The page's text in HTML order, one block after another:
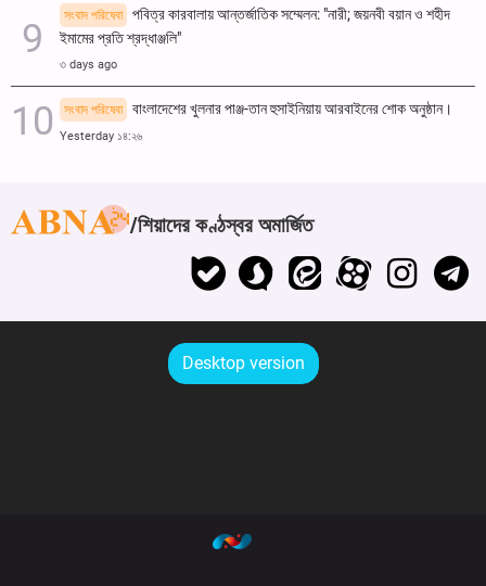
সংবাদ পরিষেবা
পবিত্র কারবালায় আন্তর্জাতিক সম্মেলন: "নারী; জয়নবী বয়ান ও শহীদ
ইমামের প্রতি শ্রদ্ধাঞ্জলি"
৩ days ago
সংবাদ পরিষেবা বাংলাদেশের খুলনার পাঞ্জ-তান হুসাইনিয়ায় আরবাইনের শোক অনুষ্ঠান।
Yesterday ১৪:২৬
শিয়াদের কণ্ঠস্বর অমার্জিত
Desktop version